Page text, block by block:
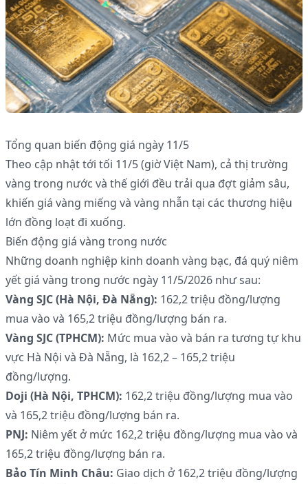
Tổng quan biến động giá ngày 11/5
Theo cập nhật tới tối 11/5 (giờ Việt Nam), cả thị trường
vàng trong nước và thế giới đều trải qua đợt giảm sâu,
khiến giá vàng miếng và vàng nhẫn tại các thương hiệu
lớn đồng loạt đi xuống.
Biến động giá vàng trong nước
Những doanh nghiệp kinh doanh vàng bạc, đá quý niêm
yết giá vàng trong nước ngày 11/5/2026 như sau:
Vàng SJC (Hà Nội, Đà Nẵng): 162,2 triệu đồng/lượng
mua vào và 165,2 triệu đồng/lượng bán ra.
Vàng SJC (TPHCM): Mức mua vào và bán ra tương tự khu
vực Hà Nội và Đà Nẵng, là 162,2 – 165,2 triệu
đồng/lượng.
Doji (Hà Nội, TPHCM): 162,2 triệu đồng/lượng mua vào
và 165,2 triệu đồng/lượng bán ra.
PNJ: Niêm yết ở mức 162,2 triệu đồng/lượng mua vào và
165,2 triệu đồng/lượng bán ra.
Bảo Tín Minh Châu: Giao dịch ở 162,2 triệu đồng/lượng